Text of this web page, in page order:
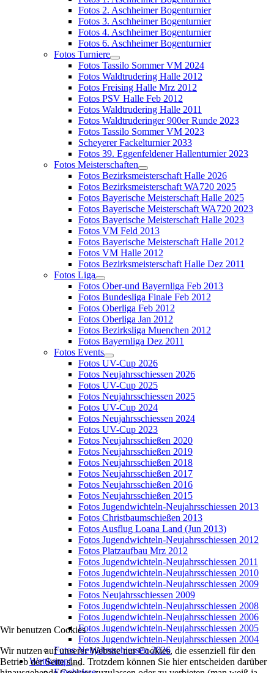
Fotos 2. Aschheimer Bogenturnier
Fotos 3. Aschheimer Bogenturnier
Fotos 4. Aschheimer Bogenturnier
Fotos 6. Aschheimer Bogenturnier
Fotos Turniere
Fotos Tassilo Sommer VM 2024
Fotos Waldtrudering Halle 2012
Fotos Freising Halle Mrz 2012
Fotos PSV Halle Feb 2012
Fotos Waldtrudering Halle 2011
Fotos Waldtruderinger 900er Runde 2023
Fotos Tassilo Sommer VM 2023
Scheyerer Fackelturnier 2033
Fotos 39. Eggenfeldener Hallenturnier 2023
Fotos Meisterschaften
Fotos Bezirksmeisterschaft Halle 2026
Fotos Bezirksmeisterschaft WA720 2025
Fotos Bayerische Meisterschaft Halle 2025
Fotos Bayerische Meisterschaft WA720 2023
Fotos Bayerische Meisterschaft Halle 2023
Fotos VM Feld 2013
Fotos Bayerische Meisterschaft Halle 2012
Fotos VM Halle 2012
Fotos Bezirksmeisterschaft Halle Dez 2011
Fotos Liga
Fotos Ober-und Bayernliga Feb 2013
Fotos Bundesliga Finale Feb 2012
Fotos Oberliga Feb 2012
Fotos Oberliga Jan 2012
Fotos Bezirksliga Muenchen 2012
Fotos Bayernliga Dez 2011
Fotos Events
Fotos UV-Cup 2026
Fotos Neujahrsschiessen 2026
Fotos UV-Cup 2025
Fotos Neujahrsschiessen 2025
Fotos UV-Cup 2024
Fotos Neujahrsschiessen 2024
Fotos UV-Cup 2023
Fotos Neujahrsschießen 2020
Fotos Neujahrsschießen 2019
Fotos Neujahrsschießen 2018
Fotos Neujahrsschießen 2017
Fotos Neujahrsschießen 2016
Fotos Neujahrsschießen 2015
Fotos Jugendwichteln-Neujahrsschiessen 2013
Fotos Christbaumschießen 2013
Fotos Ausflug Loana Land (Jun 2013)
Fotos Jugendwichteln-Neujahrsschiessen 2012
Fotos Platzaufbau Mrz 2012
Fotos Jugendwichteln-Neujahrsschiessen 2011
Fotos Jugendwichteln-Neujahrsschiessen 2010
Fotos Jugendwichteln-Neujahrsschiessen 2009
Fotos Neujahrsschiessen 2009
Fotos Jugendwichteln-Neujahrsschiessen 2008
Fotos Jugendwichteln-Neujahrsschiessen 2006
Fotos Jugendwichteln-Neujahrsschiessen 2005
Fotos Jugendwichteln-Neujahrsschiessen 2004
Fotos Neujahrsschiessen 2026
Wettkampf
Wir benutzen Cookies
Wir nutzen auf unserer Website nur Cookies, die essenziell für den
Betrieb der Seite sind. Trotzdem können Sie hier entscheiden darüber